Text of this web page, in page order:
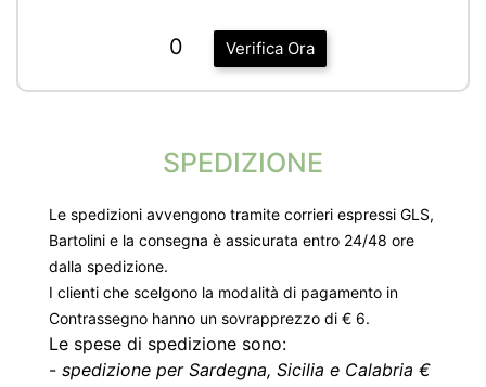
Verifica Ora
0
SPEDIZIONE
Le spedizioni avvengono tramite corrieri espressi GLS,
Bartolini e la consegna è assicurata entro 24/48 ore
dalla spedizione.
I clienti che scelgono la modalità di pagamento in
Contrassegno hanno un sovrapprezzo di € 6.
Le spese di spedizione sono:
- spedizione per Sardegna, Sicilia e Calabria €